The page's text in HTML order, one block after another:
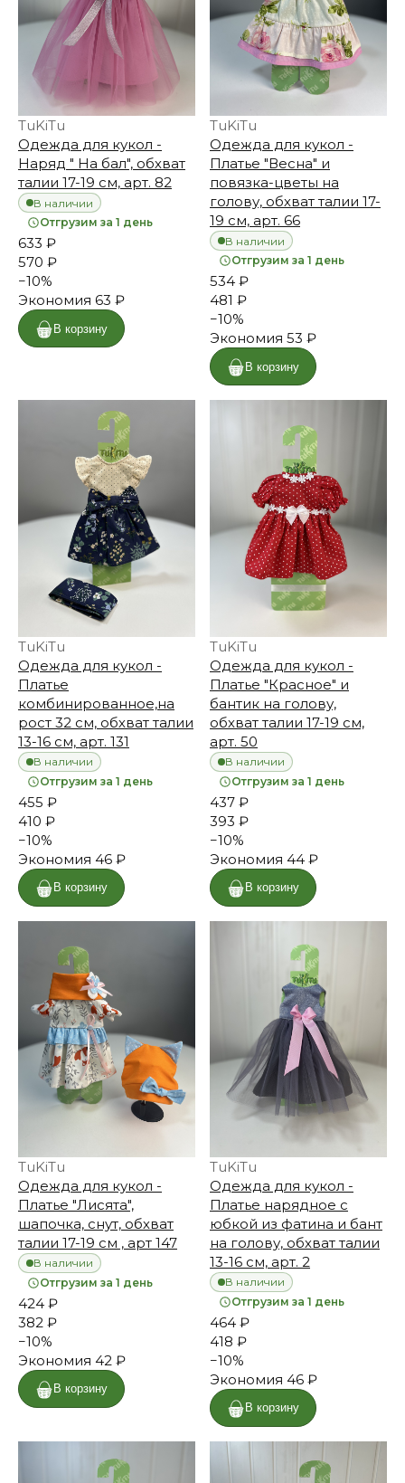
TuKiTu
Одежда для кукол -
Наряд " На бал", обхват
талии 17-19 см, арт. 82
В наличии
Отгрузим за 1 день
633 ₽
570 ₽
−10%
Экономия 63 ₽
В корзину
TuKiTu
Одежда для кукол -
Платье "Весна" и
повязка-цветы на
голову, обхват талии 17-
19 см, арт. 66
В наличии
Отгрузим за 1 день
534 ₽
481 ₽
−10%
Экономия 53 ₽
В корзину
TuKiTu
Одежда для кукол -
Платье
комбинированное,на
рост 32 см, обхват талии
13-16 см, арт. 131
В наличии
Отгрузим за 1 день
455 ₽
410 ₽
−10%
Экономия 46 ₽
В корзину
TuKiTu
Одежда для кукол -
Платье "Красное" и
бантик на голову,
обхват талии 17-19 см,
арт. 50
В наличии
Отгрузим за 1 день
437 ₽
393 ₽
−10%
Экономия 44 ₽
В корзину
TuKiTu
Одежда для кукол -
Платье "Лисята",
шапочка, снут, обхват
талии 17-19 см , арт 147
В наличии
Отгрузим за 1 день
424 ₽
382 ₽
−10%
Экономия 42 ₽
В корзину
TuKiTu
Одежда для кукол -
Платье нарядное с
юбкой из фатина и бант
на голову, обхват талии
13-16 см, арт. 2
В наличии
Отгрузим за 1 день
464 ₽
418 ₽
−10%
Экономия 46 ₽
В корзину